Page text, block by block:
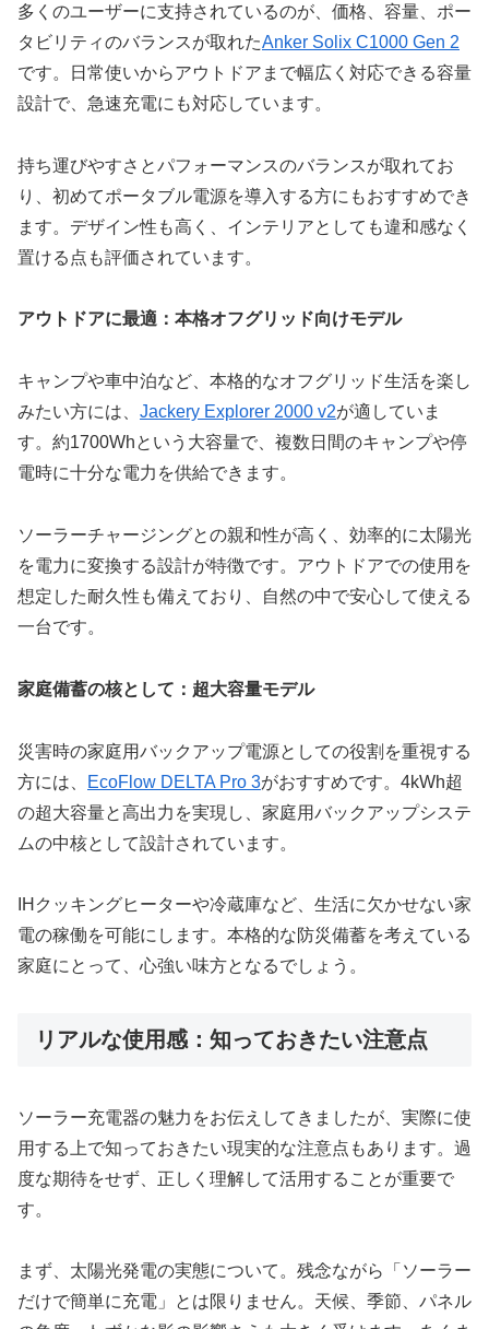
多くのユーザーに支持されているのが、価格、容量、ポー
タビリティのバランスが取れたAnker Solix C1000 Gen 2
です。日常使いからアウトドアまで幅広く対応できる容量
設計で、急速充電にも対応しています。
持ち運びやすさとパフォーマンスのバランスが取れてお
り、初めてポータブル電源を導入する方にもおすすめでき
ます。デザイン性も高く、インテリアとしても違和感なく
置ける点も評価されています。
アウトドアに最適：本格オフグリッド向けモデル
キャンプや車中泊など、本格的なオフグリッド生活を楽し
みたい方には、 Jackery Explorer 2000 v2が適していま
す。約1700Whという大容量で、複数日間のキャンプや停
電時に十分な電力を供給できます。
ソーラーチャージングとの親和性が高く、効率的に太陽光
を電力に変換する設計が特徴です。アウトドアでの使用を
想定した耐久性も備えており、自然の中で安心して使える
一台です。
家庭備蓄の核として：超大容量モデル
災害時の家庭用バックアップ電源としての役割を重視する
方には、
EcoFlow DELTA Pro 3がおすすめです。4kWh超
の超大容量と高出力を実現し、家庭用バックアップシステ
ムの中核として設計されています。
IHクッキングヒーターや冷蔵庫など、生活に欠かせない家
電の稼働を可能にします。本格的な防災備蓄を考えている
家庭にとって、心強い味方となるでしょう。
リアルな使用感：知っておきたい注意点
ソーラー充電器の魅力をお伝えしてきましたが、実際に使
用する上で知っておきたい現実的な注意点もあります。過
度な期待をせず、正しく理解して活用することが重要で
す。
まず、太陽光発電の実態について。残念ながら「ソーラー
だけで簡単に充電」とは限りません。天候、季節、パネル